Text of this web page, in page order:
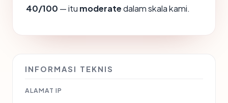
40/100 — itu moderatedalam skala kami.
INFORMASI TEKNIS
ALAMAT IP